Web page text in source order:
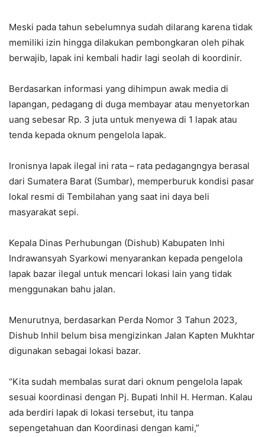
Meski pada tahun sebelumnya sudah dilarang karena tidak
memiliki izin hingga dilakukan pembongkaran oleh pihak
berwajib, lapak ini kembali hadir lagi seolah di koordinir.
Berdasarkan informasi yang dihimpun awak media di
lapangan, pedagang di duga membayar atau menyetorkan
uang sebesar Rp. 3 juta untuk menyewa di 1 lapak atau
tenda kepada oknum pengelola lapak.
Ironisnya lapak ilegal ini rata – rata pedagangngya berasal
dari Sumatera Barat (Sumbar), memperburuk kondisi pasar
lokal resmi di Tembilahan yang saat ini daya beli
masyarakat sepi.
Kepala Dinas Perhubungan (Dishub) Kabupaten Inhi
Indrawansyah Syarkowi menyarankan kepada pengelola
lapak bazar ilegal untuk mencari lokasi lain yang tidak
menggunakan bahu jalan.
Menurutnya, berdasarkan Perda Nomor 3 Tahun 2023,
Dishub Inhil belum bisa mengizinkan Jalan Kapten Mukhtar
digunakan sebagai lokasi bazar.
“Kita sudah membalas surat dari oknum pengelola lapak
sesuai koordinasi dengan Pj. Bupati Inhil H. Herman. Kalau
ada berdiri lapak di lokasi tersebut, itu tanpa
sepengetahuan dan Koordinasi dengan kami,”